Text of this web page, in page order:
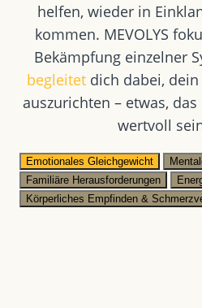
helfen, wieder in
kommen. MEVOLYS
Bekämpfung einzelner
begleitetdich dabei, dein
auszurichten – etwas,
wertvoll
Emotionales Gleichgewicht
Familiäre Herausforderungen
Körperliches Empfinden &